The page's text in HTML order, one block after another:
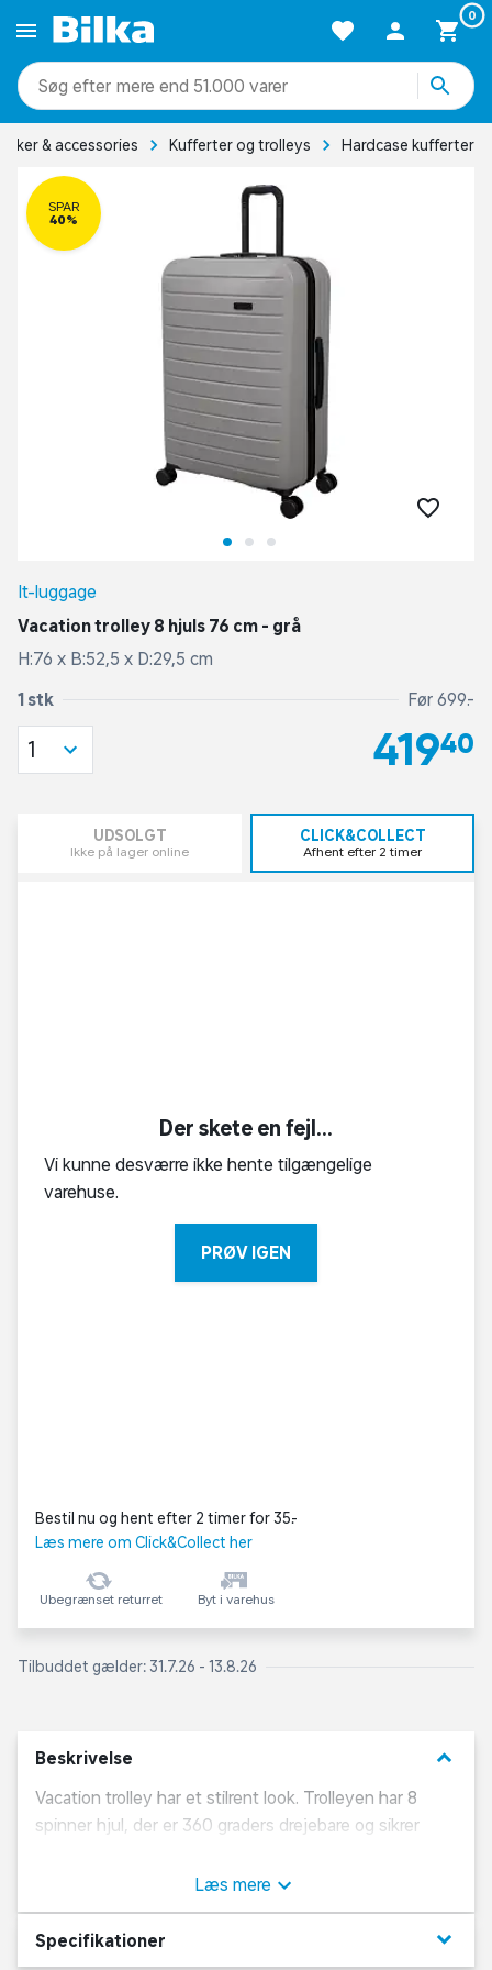
0
mere end 51.000 varer
& accessories Kufferter og trolleys Hardcase kufferter
SPAR
40%
It-luggage
Vacation trolley 8 hjuls 76 cm - grå
H:76 x B:52,5 x D:29,5 cm
1 stk Før 699,-
419,40
1
UDSOLGT
Ikke på lager online
CLICK&COLLECT
Afhent efter 2 timer
Der skete en fejl...
Vi kunne desværre ikke hente tilgængelige
varehuse.
PRØV IGEN
Bestil nu og hent efter 2 timer for 35,-
Læs mere om Click&Collect her
Ubegrænset returret Byt i varehus
Tilbuddet gælder: 31.7.26 - 13.8.26
Beskrivelse keyboard_arrow_down
Vacation trolley har et stilrent look. Trolleyen har 8
spinner hjul, der er 360 graders drejebare og sikrer
praktiske bagagestropper til at holde indholdet i
kufferten på plads. Samtidig er der opdelte rum, som
gør den nem at pakke.
Læs mere
Specifikationer keyboard_arrow_down